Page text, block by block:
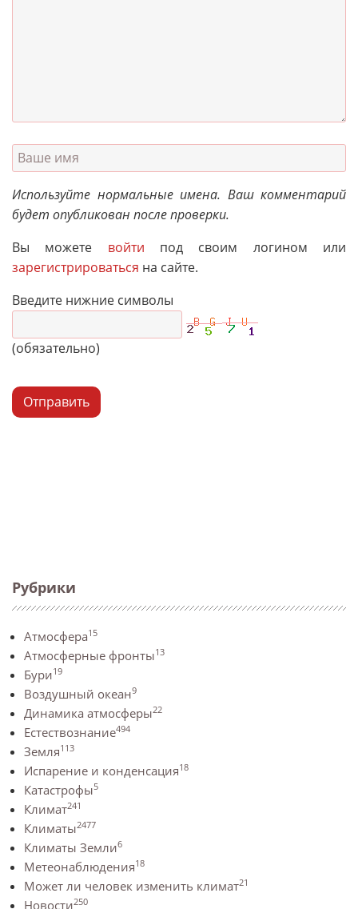
Рубрики
Атмосфера15
Атмосферные фронты13
Бури19
Воздушный океан9
Динамика атмосферы22
Естествознание494
Земля113
Испарение и конденсация18
Катастрофы5
Климат241
Климаты2477
Климаты Земли6
Метеонаблюдения18
Может ли человек изменить климат21
Новости250
Используйте нормальные имена. Ваш комментарий
будет опубликован после проверки.
Вы можете войти под своим логином или
зарегистрироваться на сайте.
Введите нижние символы
(обязательно)
Отправить